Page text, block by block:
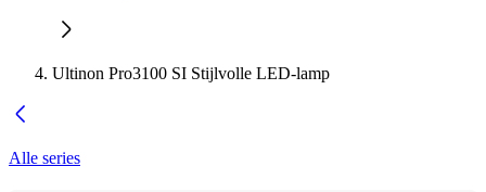
Ultinon Pro3100 SI Stijlvolle LED-lamp
Alle series